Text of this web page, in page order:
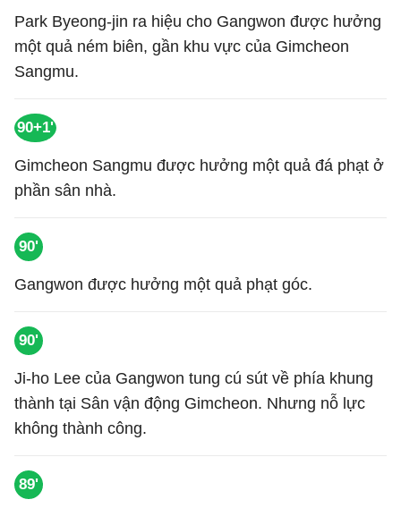
Park Byeong-jin ra hiệu cho Gangwon được hưởng
một quả ném biên, gần khu vực của Gimcheon
Sangmu.
90+1'
Gimcheon Sangmu được hưởng một quả đá phạt ở
phần sân nhà.
90'
Gangwon được hưởng một quả phạt góc.
90'
Ji-ho Lee của Gangwon tung cú sút về phía khung
thành tại Sân vận động Gimcheon. Nhưng nỗ lực
không thành công.
89'